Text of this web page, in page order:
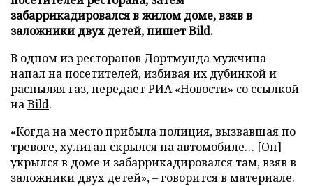
забаррикадировался в жилом доме, взяв в
заложники двух детей, пишет Bild.
В одном из ресторанов Дортмунда мужчина
напал на посетителей, избивая их дубинкой и
распыляя газ, передаетРИА «Новости» со ссылкой
наBild.
«Когда на место прибыла полиция, вызвавшая по
тревоге, хулиган скрылся на автомобиле… [Он]
укрылся в доме и забаррикадировался там, взяв в
заложники двух детей», – говорится в материале.